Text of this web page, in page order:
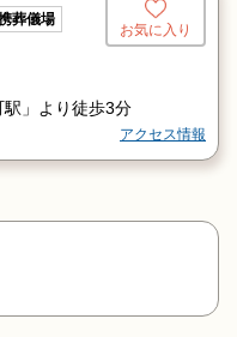
葬儀場
お気に入り
」より徒歩3分
アクセス情報